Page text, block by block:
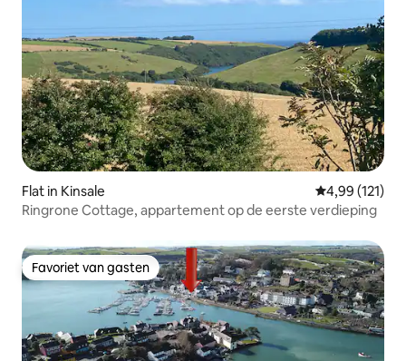
Flat in Kinsale Gemiddelde
4,99 (121)
Ringrone Cottage, appartement op de eerste verdieping
Favoriet van gasten
Favoriet van gasten